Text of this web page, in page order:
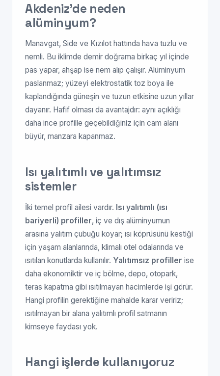
Akdeniz’de neden
alüminyum?
Manavgat, Side ve Kızılot hattında hava tuzlu ve
nemli. Bu iklimde demir doğrama birkaç yıl içinde
pas yapar, ahşap ise nem alıp çalışır. Alüminyum
paslanmaz; yüzeyi elektrostatik toz boya ile
kaplandığında güneşin ve tuzun etkisine uzun yıllar
dayanır. Hafif olması da avantajdır: aynı açıklığı
daha ince profille geçebildiğiniz için cam alanı
büyür, manzara kapanmaz.
Isı yalıtımlı ve yalıtımsız
sistemler
İki temel profil ailesi vardır. Isı yalıtımlı (ısı
bariyerli) profiller, iç ve dış alüminyumun
arasına yalıtım çubuğu koyar; ısı köprüsünü kestiği
için yaşam alanlarında, klimalı otel odalarında ve
ısıtılan konutlarda kullanılır. Yalıtımsız profiller ise
daha ekonomiktir ve iç bölme, depo, otopark,
teras kapatma gibi ısıtılmayan hacimlerde işi görür.
Hangi profilin gerektiğine mahalde karar veririz;
ısıtılmayan bir alana yalıtımlı profil satmanın
kimseye faydası yok.
Hangi işlerde kullanıyoruz